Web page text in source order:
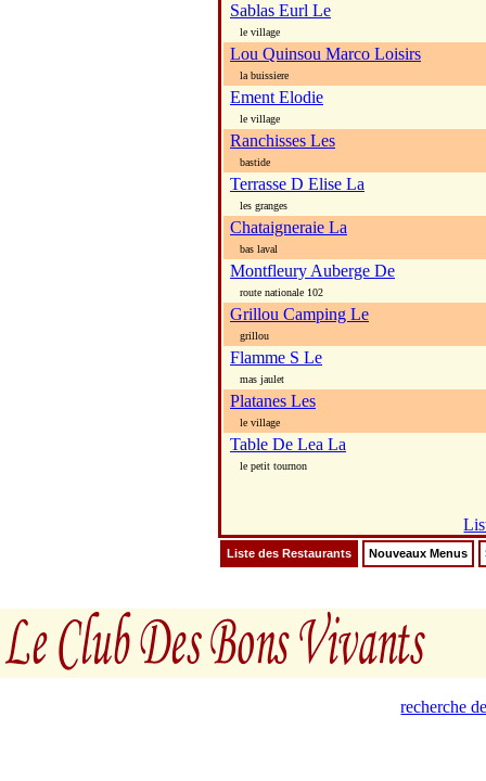
Sablas Eurl Le
le village
Lou Quinsou Marco Loisirs
la buissiere
Ement Elodie
le village
Ranchisses Les
bastide
Terrasse D Elise La
les granges
Chataigneraie La
bas laval
Montfleury Auberge De
route nationale 102
Grillou Camping Le
grillou
Flamme S Le
mas jaulet
Platanes Les
le village
Table De Lea La
le petit tournon
Liste des Restaurants Nouveaux Menus
recherche